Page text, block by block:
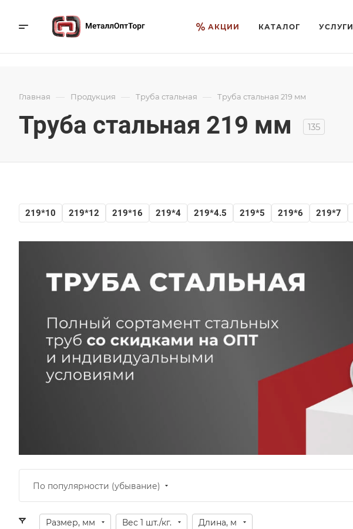
АКЦИИ КАТАЛОГ УСЛУГИ
Главная — Продукция — Труба стальная — Труба стальная 219 мм
Труба стальная 219 мм 135
219*10 219*12 219*16 219*4 219*4.5 219*5 219*6 219*7
По популярности (убывание)
Размер, мм Вес 1 шт./кг. Длина, м